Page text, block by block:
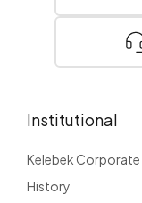
Institutional
Kelebek Corporate
History